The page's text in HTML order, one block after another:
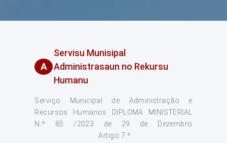
A
Servisu Munisipal
Administrasaun no Rekursu
Humanu
Serviço Municipal de Administração e
Recursos Humanos DIPLOMA MINISTERIAL
N.º 85 /2023 de 29 de Dezembro
Artigo 7.º